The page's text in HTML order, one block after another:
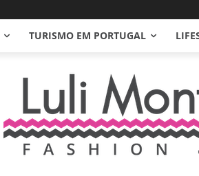
TURISMO EM PORTUGAL